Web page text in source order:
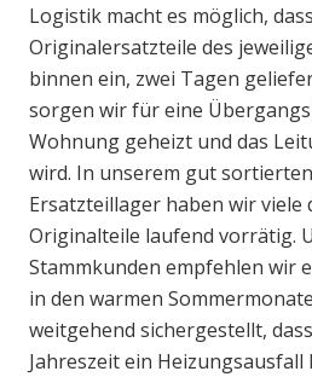
Logistik macht es möglich,
Originalersatzteile des
binnen ein, zwei Tagen
sorgen wir für eine
Wohnung geheizt und das
wird. In unserem gut
Ersatzteillager haben wir viele
Originalteile laufend vorrätig.
Stammkunden empfehlen wir
in den warmen
weitgehend sichergestellt,
Jahreszeit ein